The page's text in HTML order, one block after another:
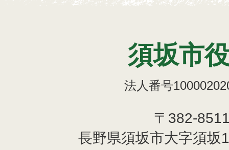
須坂市
法人番号
〒382-
長野県須坂市大字須坂